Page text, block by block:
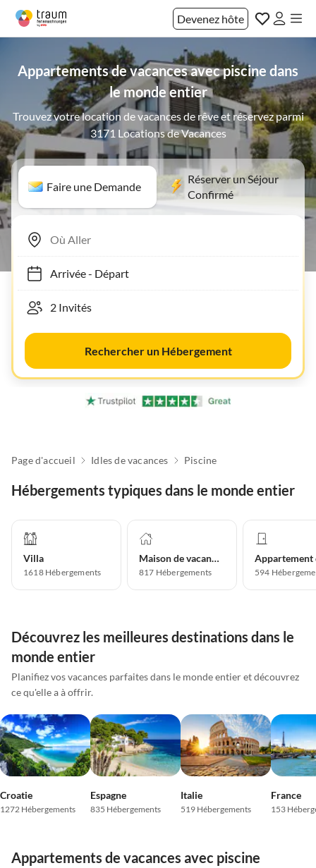
Devenez hôte
Appartements de vacances avec piscine dans
le monde entier
Trouvez votre location de vacances de rêve et réservez parmi
3171 Locations de Vacances
Faire une Demande
Réserver un Séjour
Confirmé
Arrivée- Départ
Rechercher un Hébergement
Page d'accueil Idles de vacances Piscine
Hébergements typiques dans le monde entier
Villa
1618 Hébergements
Maison de vacances
817 Hébergements 594
Découvrez les meilleures destinations dans le
monde entier
Planifiez vos vacances parfaites dans le monde entier et découvrez
ce qu'elle a à offrir.
Croatie
1272 Hébergements
Espagne
835 Hébergements
Italie
519 Hébergements
France
153
Appartements de vacances avec piscine